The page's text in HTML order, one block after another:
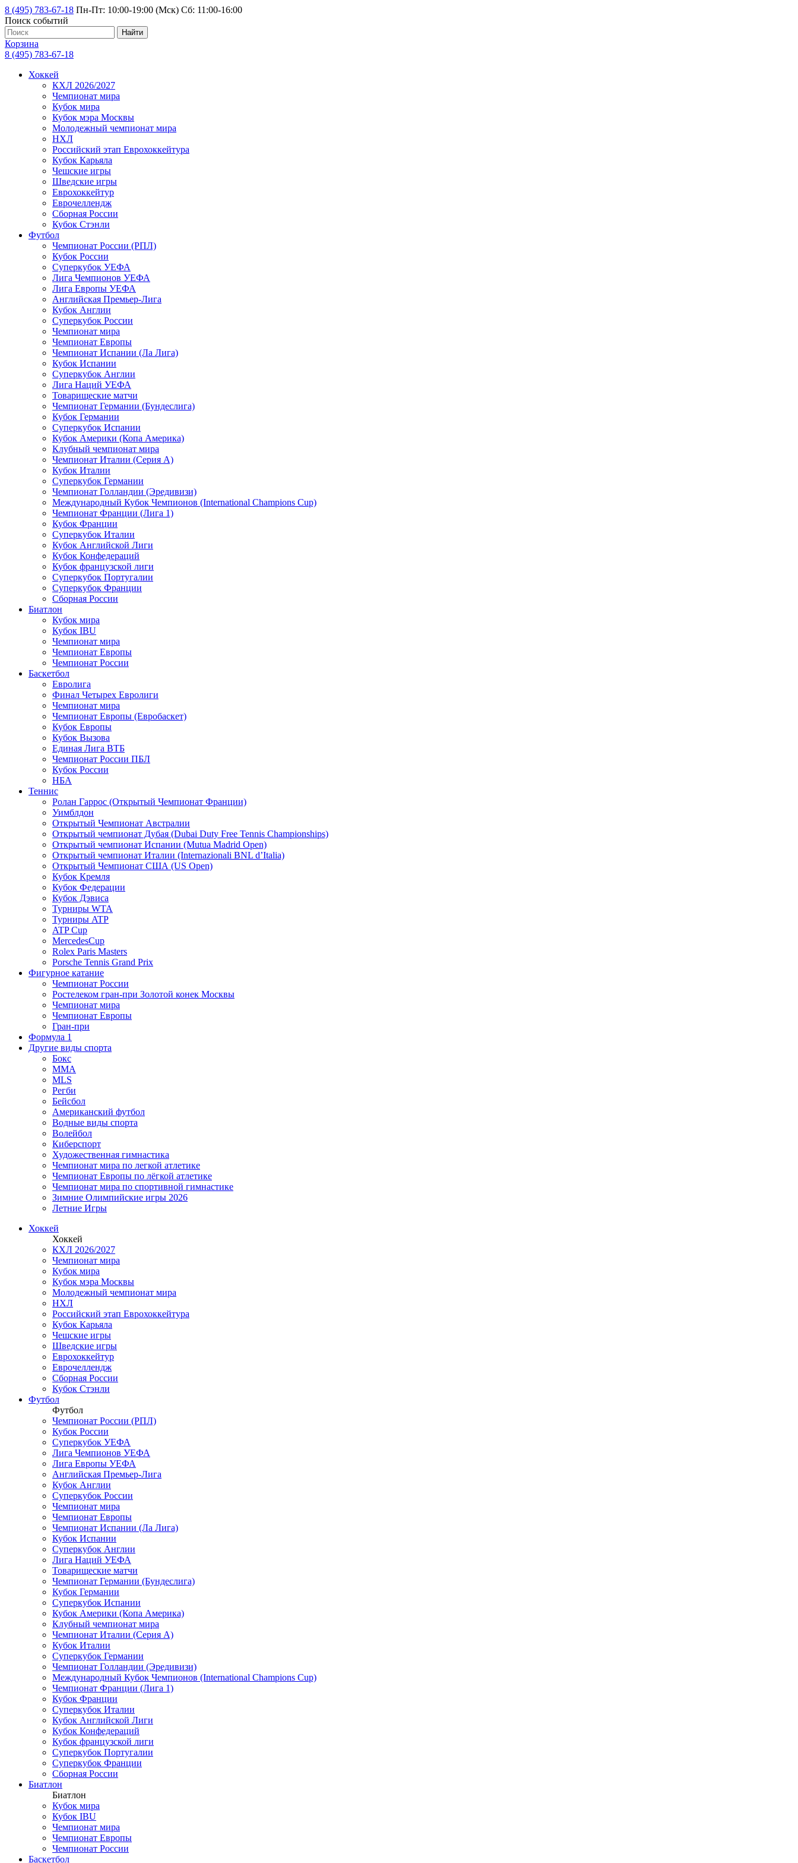
8 (495) 783-67-18 Пн-Пт: 10:00-19:00 (Мск) Сб: 11:00-16:00
Поиск событий
Найти
Корзина
8 (495) 783-67-18
Хоккей
КХЛ 2026/2027
Чемпионат мира
Кубок мира
Кубок мэра Москвы
Молодежный чемпионат мира
НХЛ
Российский этап Еврохоккейтура
Кубок Карьяла
Чешские игры
Шведские игры
Еврохоккейтур
Еврочеллендж
Сборная России
Кубок Стэнли
Футбол
Чемпионат России (РПЛ)
Кубок России
Суперкубок УЕФА
Лига Чемпионов УЕФА
Лига Европы УЕФА
Английская Премьер-Лига
Кубок Англии
Суперкубок России
Чемпионат мира
Чемпионат Европы
Чемпионат Испании (Ла Лига)
Кубок Испании
Суперкубок Англии
Лига Наций УЕФА
Товарищеские матчи
Чемпионат Германии (Бундеслига)
Кубок Германии
Суперкубок Испании
Кубок Америки (Копа Америка)
Клубный чемпионат мира
Чемпионат Италии (Серия А)
Кубок Италии
Суперкубок Германии
Чемпионат Голландии (Эредивизи)
Международный Кубок Чемпионов (International Champions Cup)
Чемпионат Франции (Лига 1)
Кубок Франции
Суперкубок Италии
Кубок Английской Лиги
Кубок Конфедераций
Кубок французской лиги
Суперкубок Португалии
Суперкубок Франции
Сборная России
Биатлон
Кубок мира
Кубок IBU
Чемпионат мира
Чемпионат Европы
Чемпионат России
Баскетбол
Евролига
Финал Четырех Евролиги
Чемпионат мира
Чемпионат Европы (Евробаскет)
Кубок Европы
Кубок Вызова
Единая Лига ВТБ
Чемпионат России ПБЛ
Кубок России
НБА
Теннис
Ролан Гаррос (Открытый Чемпионат Франции)
Уимблдон
Открытый Чемпионат Австралии
Открытый чемпионат Дубая (Dubai Duty Free Tennis Championships)
Открытый чемпионат Испании (Mutua Madrid Open)
Открытый чемпионат Италии (Internazionali BNL d’Italia)
Открытый Чемпионат США (US Open)
Кубок Кремля
Кубок Федерации
Кубок Дэвиса
Турниры WTA
Турниры ATP
ATP Cup
MercedesCup
Rolex Paris Masters
Porsche Tennis Grand Prix
Фигурное катание
Чемпионат России
Ростелеком гран-при Золотой конек Москвы
Чемпионат мира
Чемпионат Европы
Гран-при
Формула 1
Другие виды спорта
Бокс
MMA
MLS
Регби
Бейсбол
Американский футбол
Водные виды спорта
Волейбол
Киберспорт
Художественная гимнастика
Чемпионат мира по легкой атлетике
Чемпионат Европы по лёгкой атлетике
Чемпионат мира по спортивной гимнастике
Зимние Олимпийские игры 2026
Летние Игры
Хоккей
Хоккей
КХЛ 2026/2027
Чемпионат мира
Кубок мира
Кубок мэра Москвы
Молодежный чемпионат мира
НХЛ
Российский этап Еврохоккейтура
Кубок Карьяла
Чешские игры
Шведские игры
Еврохоккейтур
Еврочеллендж
Сборная России
Кубок Стэнли
Футбол
Футбол
Чемпионат России (РПЛ)
Кубок России
Суперкубок УЕФА
Лига Чемпионов УЕФА
Лига Европы УЕФА
Английская Премьер-Лига
Кубок Англии
Суперкубок России
Чемпионат мира
Чемпионат Европы
Чемпионат Испании (Ла Лига)
Кубок Испании
Суперкубок Англии
Лига Наций УЕФА
Товарищеские матчи
Чемпионат Германии (Бундеслига)
Кубок Германии
Суперкубок Испании
Кубок Америки (Копа Америка)
Клубный чемпионат мира
Чемпионат Италии (Серия А)
Кубок Италии
Суперкубок Германии
Чемпионат Голландии (Эредивизи)
Международный Кубок Чемпионов (International Champions Cup)
Чемпионат Франции (Лига 1)
Кубок Франции
Суперкубок Италии
Кубок Английской Лиги
Кубок Конфедераций
Кубок французской лиги
Суперкубок Португалии
Суперкубок Франции
Сборная России
Биатлон
Биатлон
Кубок мира
Кубок IBU
Чемпионат мира
Чемпионат Европы
Чемпионат России
Баскетбол